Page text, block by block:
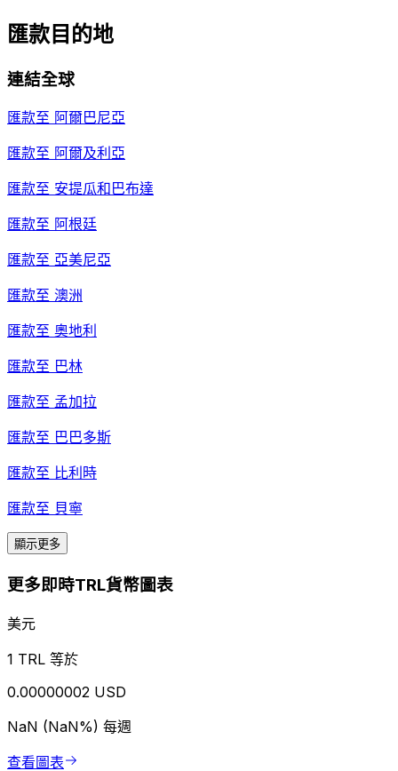
匯款目的地
連結全球
匯款至 阿爾巴尼亞
匯款至 阿爾及利亞
匯款至 安提瓜和巴布達
匯款至 阿根廷
匯款至 亞美尼亞
匯款至 澳洲
匯款至 奧地利
匯款至 巴林
匯款至 孟加拉
匯款至 巴巴多斯
匯款至 比利時
匯款至 貝寧
顯示更多
更多即時TRL貨幣圖表
美元
1 TRL 等於
0.00000002 USD
NaN (NaN%) 每週
查看圖表